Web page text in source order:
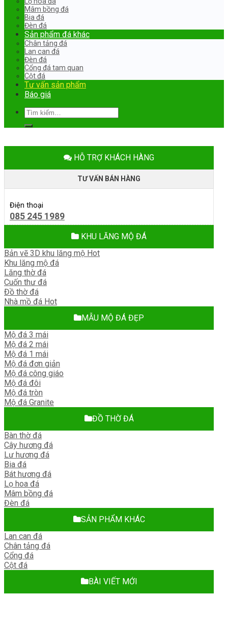
Mâm bồng đá
Bia đá
Đèn đá
Sản phẩm đá khác
Chân tảng đá
Lan can đá
Đèn đá
Cổng đá tam quan
Cột đá
Tư vấn sản phẩm
Báo giá
Tìm
kiếm:
HỖ TRỢ KHÁCH HÀNG
TƯ VẤN BÁN HÀNG
Điện thoại
085 245 1989
KHU LĂNG MỘ ĐÁ
Bản vẽ 3D khu lăng mộ
Khu lăng mộ đá
Lăng thờ đá
Cuốn thư đá
Đồ thờ đá
Nhà mồ đá
MẪU MỘ ĐÁ ĐẸP
Mộ đá 3 mái
Mộ đá 2 mái
Mộ đá 1 mái
Mộ đá đơn giản
Mộ đá công giáo
Mộ đá đôi
Mộ đá tròn
Mộ đá Granite
ĐỒ THỜ ĐÁ
Bàn thờ đá
Cây hương đá
Lư hương đá
Bia đá
Bát hương đá
Lọ hoa đá
Mâm bồng đá
Đèn đá
SẢN PHẨM KHÁC
Lan can đá
Chân tảng đá
Cổng đá
Cột đá
BÀI VIẾT MỚI